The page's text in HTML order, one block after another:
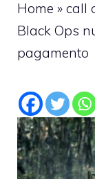
Home » call
Black Ops
pagamento